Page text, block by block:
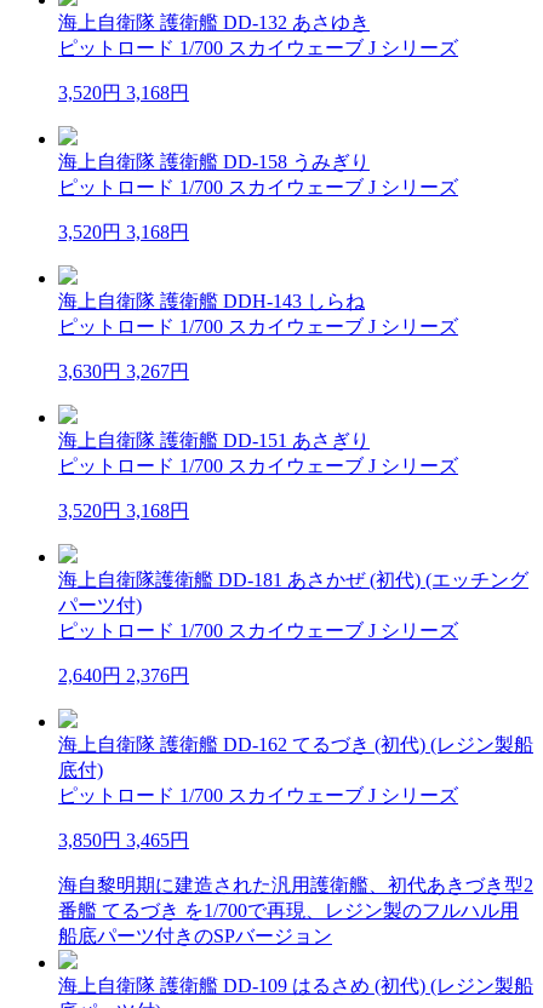
海上自衛隊 護衛艦 DD-132 あさゆき
ピットロード 1/700 スカイウェーブ J シリーズ
3,520円 3,168円
海上自衛隊 護衛艦 DD-158 うみぎり
ピットロード 1/700 スカイウェーブ J シリーズ
3,520円 3,168円
海上自衛隊 護衛艦 DDH-143 しらね
ピットロード 1/700 スカイウェーブ J シリーズ
3,630円 3,267円
海上自衛隊 護衛艦 DD-151 あさぎり
ピットロード 1/700 スカイウェーブ J シリーズ
3,520円 3,168円
海上自衛隊護衛艦 DD-181 あさかぜ (初代) (エッチング
パーツ付)
ピットロード 1/700 スカイウェーブ J シリーズ
2,640円 2,376円
海上自衛隊 護衛艦 DD-162 てるづき (初代) (レジン製船
底付)
ピットロード 1/700 スカイウェーブ J シリーズ
3,850円 3,465円
海自黎明期に建造された汎用護衛艦、初代あきづき型2
番艦 てるづき を1/700で再現、レジン製のフルハル用
船底パーツ付きのSPバージョン
海上自衛隊 護衛艦 DD-109 はるさめ (初代) (レジン製船